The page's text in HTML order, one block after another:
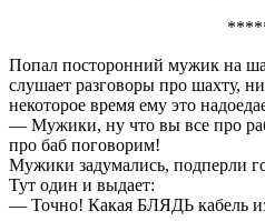
Попал посторонний мужик на
слушает разговоры про шахту,
некоторое время ему это
— Мужики, ну что вы все про
про баб поговорим!
Мужики задумались, подперли
Тут один и выдает:
— Точно! Какая БЛЯДЬ кабель из